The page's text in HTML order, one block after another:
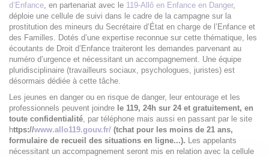
d’Enfance, en partenariat avec le 119-Allô en Enfance en Danger,
déploie une cellule de suivi dans le cadre de la campagne sur la
prostitution des mineurs du Secrétaire d’État en charge de l’Enfance et
des Familles. Dotés d’une expertise reconnue sur cette thématique, les
écoutants de Droit d’Enfance traiteront les demandes parvenant au
numéro d’urgence et nécessitant un accompagnement. Une équipe
pluridisciplinaire (travailleurs sociaux, psychologues, juristes) est
désormais dédiée à cette tâche.
Les jeunes en danger ou en risque de danger, leur entourage et les
professionnels peuvent joindre le 119, 24h sur 24 et gratuitement, en
toute confidentialité, par téléphone mais aussi en passant par le site
https://www.allo119.gouv.fr/ (tchat pour les moins de 21 ans,
formulaire de recueil des situations en ligne...). Les appelants
nécessitant un accompagnement seront mis en relation avec la cellule